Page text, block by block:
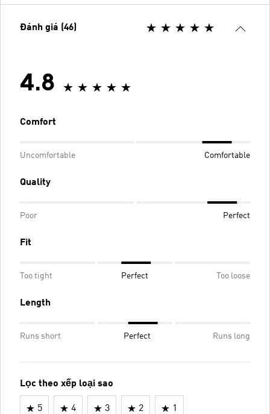
Đánh giá (46)
4.8
Comfort
Uncomfortable Comfortable
Quality
Poor Perfect
Fit
Too tight Perfect Too loose
Length
Runs short Perfect Runs long
Lọc theo xếp loại sao
5 4 3 2 1